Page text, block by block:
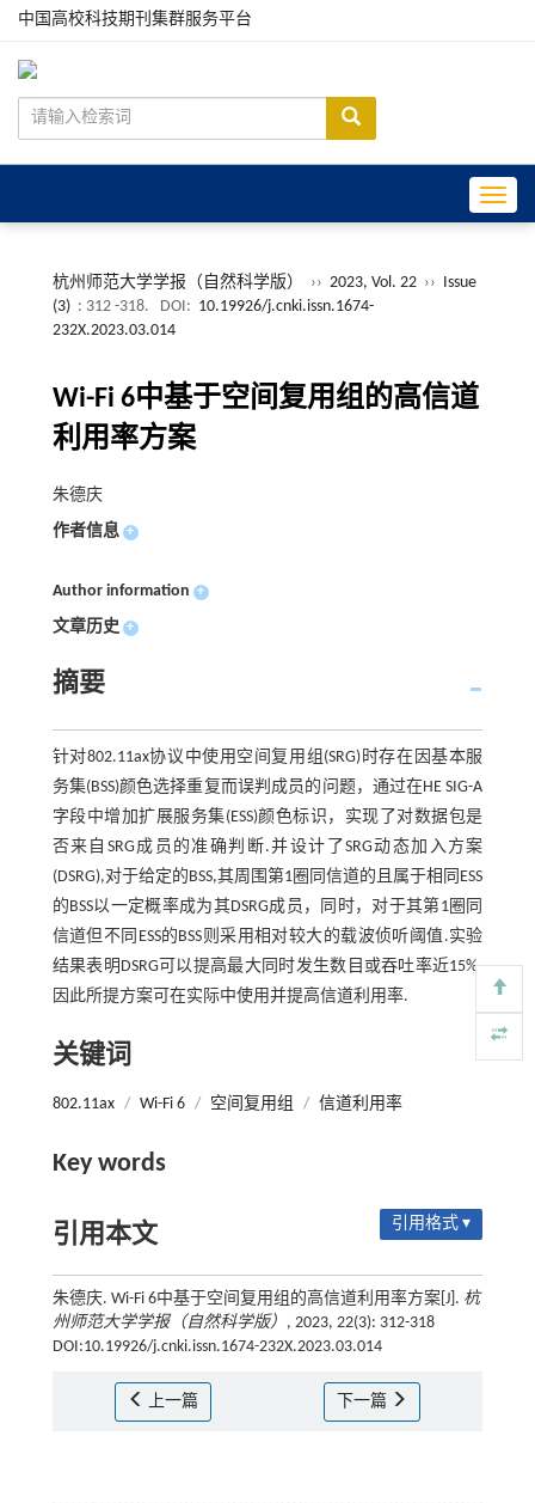
中国高校科技期刊集群服务平台
杭州师范大学学报（自然科学版） ›› 2023, Vol. 22 ›› Issue
(3) : 312 -318. DOI: 10.19926/j.cnki.issn.1674-
232X.2023.03.014
Wi-Fi 6中基于空间复用组的高信道
利用率方案
朱德庆
作者信息 +
Author information +
文章历史 +
摘要
针对802.11ax协议中使用空间复用组(SRG)时存在因基本服
务集(BSS)颜色选择重复而误判成员的问题，通过在HE SIG-A
字段中增加扩展服务集(ESS)颜色标识，实现了对数据包是
否来自SRG成员的准确判断.并设计了SRG动态加入方案
(DSRG),对于给定的BSS,其周围第1圈同信道的且属于相同ESS
的BSS以一定概率成为其DSRG成员，同时，对于其第1圈同
信道但不同ESS的BSS则采用相对较大的载波侦听阈值.实验
结果表明DSRG可以提高最大同时发生数目或吞吐率近15%,
因此所提方案可在实际中使用并提高信道利用率.
关键词
802.11ax / Wi-Fi 6 / 空间复用组 / 信道利用率
Key words
引用本文 引用格式 ▾
朱德庆. Wi-Fi 6中基于空间复用组的高信道利用率方案[J]. 杭
州师范大学学报（自然科学版） , 2023, 22(3): 312-318
DOI:10.19926/j.cnki.issn.1674-232X.2023.03.014
上一篇 下一篇